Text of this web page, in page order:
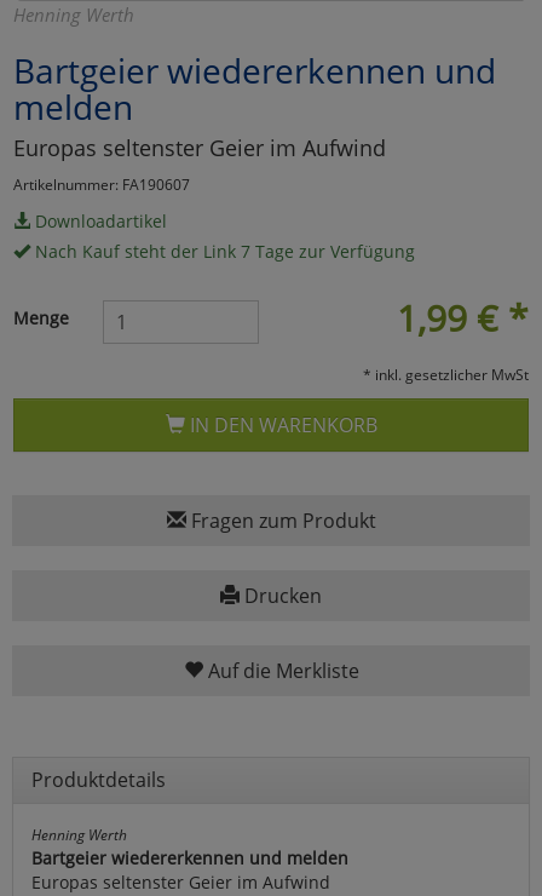
Henning Werth
Bartgeier wiedererkennen und
melden
Europas seltenster Geier im Aufwind
Artikelnummer: FA190607
Downloadartikel
Nach Kauf steht der Link 7 Tage zur Verfügung
1,99 € *
Menge
* inkl. gesetzlicher MwSt
IN DEN WARENKORB
Fragen zum Produkt
Drucken
Auf die Merkliste
Produktdetails
Henning Werth
Bartgeier wiedererkennen und melden
Europas seltenster Geier im Aufwind
Umfragetools
Cookies
Einstellungen speichern
zurück
zu Haupptseite